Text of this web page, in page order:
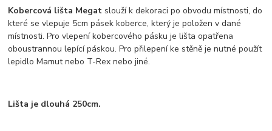
Kobercová lišta Megat slouží k dekoraci po obvodu místnosti, do
které se vlepuje 5cm pásek koberce, který je položen v dané
místnosti. Pro vlepení kobercového pásku je lišta opatřena
oboustrannou lepící páskou. Pro přilepení ke stěně je nutné použít
lepidlo Mamut nebo T-Rex nebo jiné.
Lišta je dlouhá 250cm.